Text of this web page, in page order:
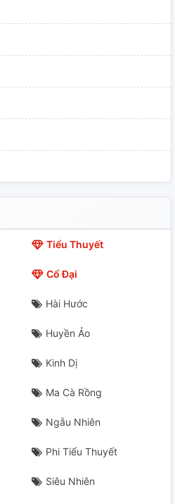
Tiểu Thuyết
Cổ Đại
Hài Hước
Huyền Ảo
Kinh Dị
Ma Cà Rồng
Ngẫu Nhiên
Phi Tiểu Thuyết
Siêu Nhiên